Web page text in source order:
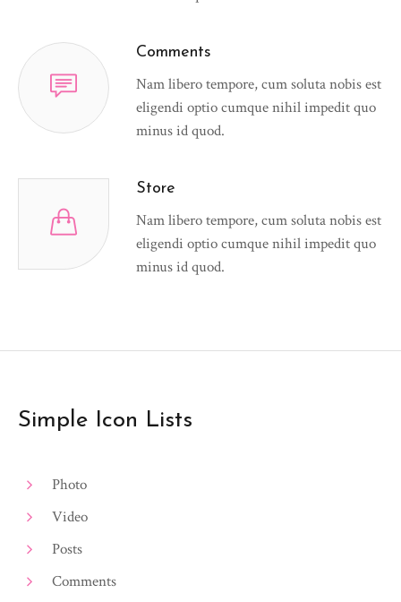
Comments
Nam libero tempore, cum soluta nobis est
eligendi optio cumque nihil impedit quo
minus id quod.
Store
Nam libero tempore, cum soluta nobis est
eligendi optio cumque nihil impedit quo
minus id quod.
Simple Icon Lists
Photo
Video
Posts
Comments